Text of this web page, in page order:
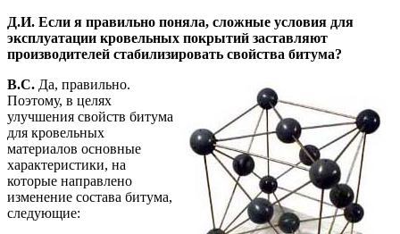
Д.И. Если я правильно поняла, сложные условия для
эксплуатации кровельных покрытий заставляют
производителей стабилизировать свойства битума?
В.С. Да, правильно.
Поэтому, в целях
улучшения свойств битума
для кровельных
материалов основные
характеристики, на
которые направлено
изменение состава битума,
следующие: